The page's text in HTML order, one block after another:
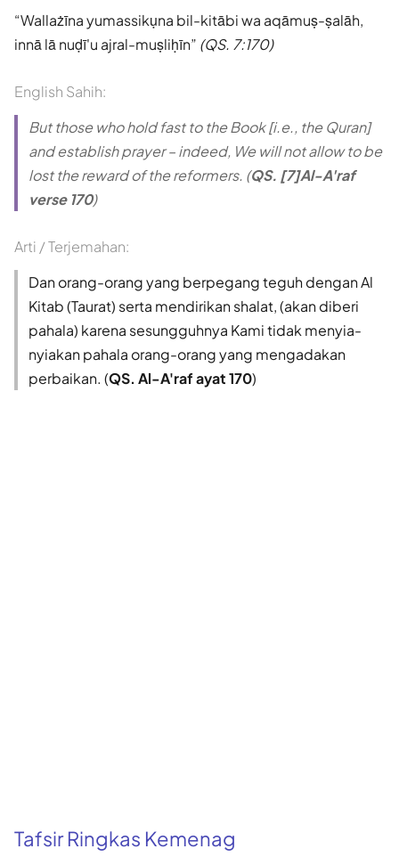
Wallażīna yumassikụna bil-kitābi wa aqāmuṣ-ṣalāh,
innā lā nuḍī'u ajral-muṣliḥīn (QS. 7:170)
English Sahih:
But those who hold fast to the Book [i.e., the Quran]
and establish prayer – indeed, We will not allow to be
lost the reward of the reformers. (QS. [7]Al-A'raf
verse 170)
Arti / Terjemahan:
Dan orang-orang yang berpegang teguh dengan Al
Kitab (Taurat) serta mendirikan shalat, (akan diberi
pahala) karena sesungguhnya Kami tidak menyia-
nyiakan pahala orang-orang yang mengadakan
perbaikan. (QS. Al-A'raf ayat 170)
Tafsir Ringkas Kemenag